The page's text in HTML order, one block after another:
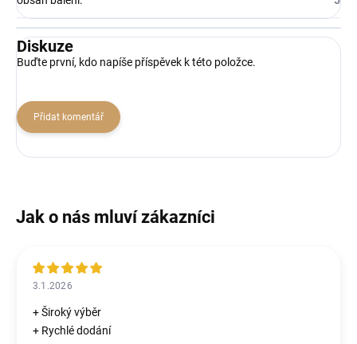
Diskuze
Buďte první, kdo napíše příspěvek k této položce.
Přidat komentář
3.1.2026
+ Široký výběr
+ Rychlé dodání